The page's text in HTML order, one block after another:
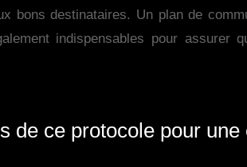
bons destinataires. Un plan de
indispensables pour assurer
de ce protocole pour